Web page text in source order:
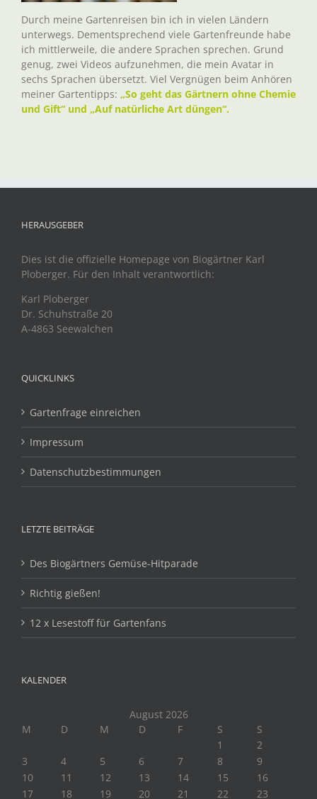
Durch meine Gartenreisen bin ich in vielen Ländern
unterwegs. Dementsprechend viele Gartenfreunde habe
ich mittlerweile, die andere Sprachen sprechen. Grund
genug, zwei Videos aufzunehmen, die mein Avatar in
sechs Sprachen übersetzt. Viel Vergnügen beim Anhören
meiner Gartentipps: „So geht das Gärtnern ohne Chemie
und Gift“ und „Auf natürliche Art düngen“.
HERAUSGEBER
Dies ist die offizielle Homepage von Biogärtner Karl
Ploberger. Für den Inhalt verantwortlich:
Karl Ploberger
Dr. Schuhstraße 20
A-4863 Seewalchen
QUICKLINKS
Gartenfrage einreichen
Impressum
Datenschutzbestimmungen
LETZTE BEITRÄGE
Des Biogärtners Gemüse-Hitparade
Richtig gießen!
12 x Lesestoff für Gartenfans
KALENDER
August 2026
M
D M D F S
S
1
2
3
4 5 6 7 8
9
10
11 12 13 14 15
16
17
18 19 20 21 22 23